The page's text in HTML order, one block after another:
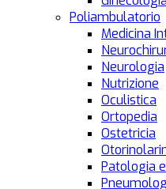
Poliambulatorio
Medicina
Neurologia
Nutrizione
Oculistica
Ortopedia
Ostetricia
Patologia